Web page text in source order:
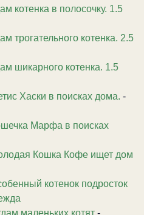
котенка в полосочку. 1.5
трогательного котенка. 2.5
шикарного котенка. 1.5
Хаски в поисках дома. -
Марфа в поисках
Кошка Кофе ищет дом
котенок подросток
маленьких котят -